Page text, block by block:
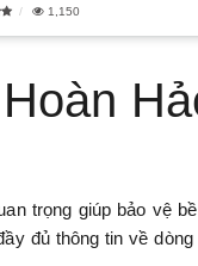
1,150
trọng giúp bảo vệ
đủ thông tin về